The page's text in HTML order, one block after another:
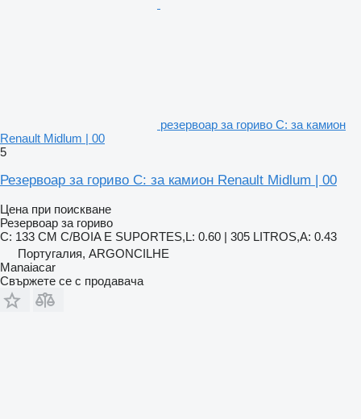
резервоар за гориво C: за камион
Renault Midlum | 00
5
Резервоар за гориво C: за камион Renault Midlum | 00
Цена при поискване
Резервоар за гориво
C: 133 CM C/BOIA E SUPORTES,L: 0.60 | 305 LITROS,A: 0.43
Португалия, ARGONCILHE
Manaiacar
Свържете се с продавача